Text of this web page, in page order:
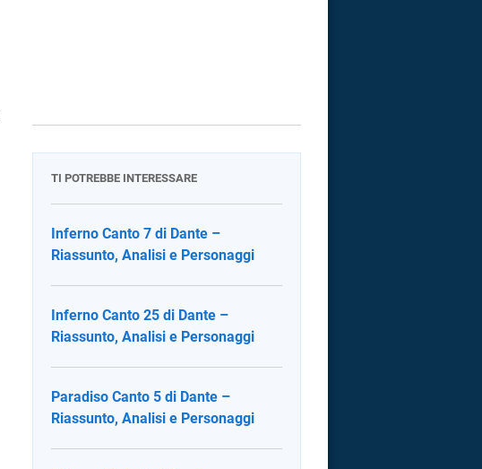
TI POTREBBE INTERESSARE
Inferno Canto 7 di Dante –
Riassunto, Analisi e Personaggi
Inferno Canto 25 di Dante –
Riassunto, Analisi e Personaggi
Paradiso Canto 5 di Dante –
Riassunto, Analisi e Personaggi